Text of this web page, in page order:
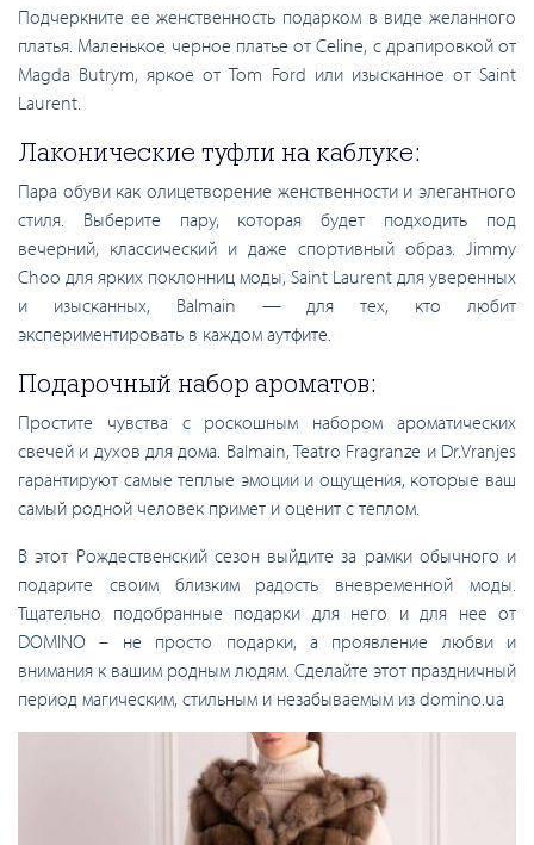
Подчеркните ее женственность подарком в виде желанного
платья. Маленькое черное платье от Celine, с драпировкой от
Magda Butrym, яркое от Tom Ford или изысканное от Saint
Laurent.
Лаконические туфли на каблуке:
Пара обуви как олицетворение женственности и элегантного
стиля. Выберите пару, которая будет подходить под
вечерний, классический и даже спортивный образ. Jimmy
Choo для ярких поклонниц моды, Saint Laurent для уверенных
и изысканных, Balmain — для тех, кто любит
экспериментировать в каждом аутфите.
Подарочный набор ароматов:
Простите чувства с роскошным набором ароматических
свечей и духов для дома. Balmain, Teatro Fragranze и Dr.Vranjes
гарантируют самые теплые эмоции и ощущения, которые ваш
самый родной человек примет и оценит с теплом.
В этот Рождественский сезон выйдите за рамки обычного и
подарите своим близким радость вневременной моды.
Тщательно подобранные подарки для него и для нее от
DOMINO – не просто подарки, а проявление любви и
внимания к вашим родным людям. Сделайте этот праздничный
период магическим, стильным и незабываемым из domino.ua